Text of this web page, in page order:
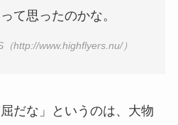
て思ったのかな。
http://www.highflyers.nu/）
だな」というのは、大物